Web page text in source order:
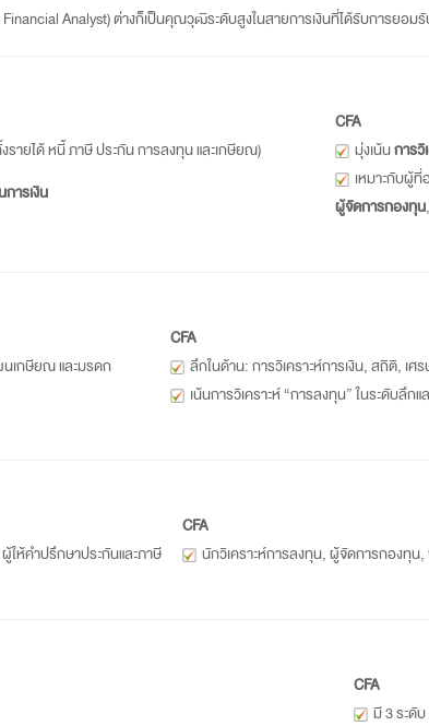
Analyst) ต่างก็เป็นคุณวุฒิระดับสูงในสายการเงินที่ได้รับการยอม
CFA
ายได้ หนี้ ภาษี ประกัน การลงทุน และเกษียณ) มุ่งเน้นการวิ
ารเงิน
เหมาะกับผู้ที่
ผู้จัดการกองทุน,
CFA
นเกษียณ และมรดก
ลึกในด้าน: การวิเคราะห์การเงิน, สถิติ, เ
เน้นการวิเคราะห์ “การลงทุน” ในระดับลึก
CFA
ห้คำปรึกษาประกันและภาษี
นักวิเคราะห์การลงทุน, ผู้จัดการกองทุ
CFA
มี 3 ระดั